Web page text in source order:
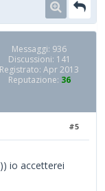
Messaggi: 936
Discussioni: 141
Registrato: Apr 2013
Reputazione: 36
#5
io accetterei